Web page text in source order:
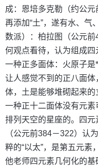
成：恩培多克勒（约公元
再添加“土”，遂有水、气
数派）：柏拉图（公元
何观点看待，认为组成
一种正多面体：火原子
让人感觉不到的正八面
体，土是能够堆砌起来
一种正十二面体没有元
排列天空的星座的。四
（公元前384－322）认
粹的“以太”，是第五元素
他老师四元素几何化的